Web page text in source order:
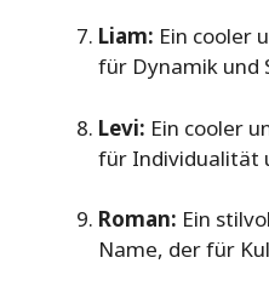
Liam: Ein cooler
für Dynamik und
Levi: Ein cooler
für Individualität
Roman: Ein
Name, der für